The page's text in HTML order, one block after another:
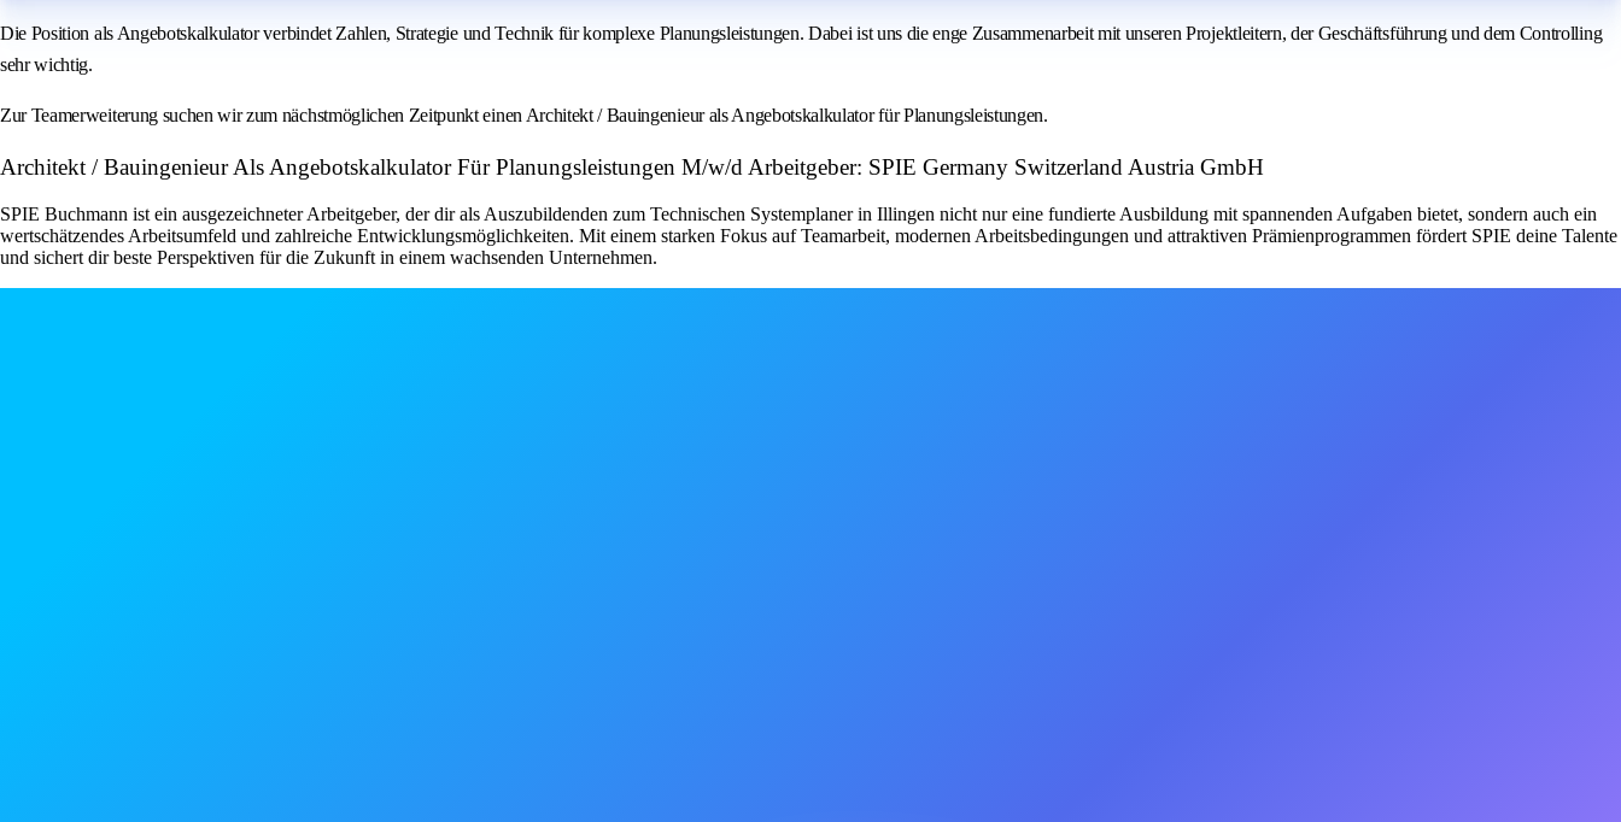
Die Position als Angebotskalkulator verbindet Zahlen, Strategie und Technik für komplexe Planungsleistungen. Dabei ist uns die enge Zusammenarbeit mit unseren Projektleitern, der Geschäftsführung und dem Controlling
sehr wichtig.
Zur Teamerweiterung suchen wir zum nächstmöglichen Zeitpunkt einen Architekt / Bauingenieur als Angebotskalkulator für Planungsleistungen.
Architekt / Bauingenieur Als Angebotskalkulator Für Planungsleistungen M/w/d Arbeitgeber: SPIE Germany Switzerland Austria GmbH
SPIE Buchmann ist ein ausgezeichneter Arbeitgeber, der dir als Auszubildenden zum Technischen Systemplaner in Illingen nicht nur eine fundierte Ausbildung mit spannenden Aufgaben bietet, sondern auch ein
wertschätzendes Arbeitsumfeld und zahlreiche Entwicklungsmöglichkeiten. Mit einem starken Fokus auf Teamarbeit, modernen Arbeitsbedingungen und attraktiven Prämienprogrammen fördert SPIE deine Talente
und sichert dir beste Perspektiven für die Zukunft in einem wachsenden Unternehmen.